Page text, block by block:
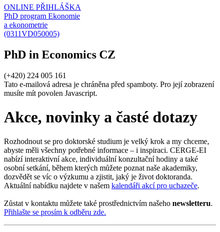
ONLINE PŘIHLÁŠKA
PhD program Ekonomie
a ekonometrie
(0311VD050005)
PhD in Economics CZ
(+420) 224 005 161
Tato e-mailová adresa je chráněna před spamboty. Pro její zobrazení
musíte mít povolen Javascript.
Akce, novinky a časté dotazy
Rozhodnout se pro doktorské studium je velký krok a my chceme,
abyste měli všechny potřebné informace – i inspiraci. CERGE-EI
nabízí interaktivní akce, individuální konzultační hodiny a také
osobní setkání, během kterých můžete poznat naše akademiky,
dozvědět se víc o výzkumu a zjistit, jaký je život doktoranda.
Aktuální nabídku najdete v našem kalendáři akcí pro uchazeče.
Zůstat v kontaktu můžete také prostřednictvím našeho newsletteru.
Přihlašte se prosím k odběru zde.